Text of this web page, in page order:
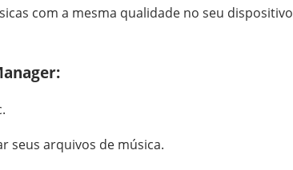
com a mesma qualidade no seu dispositivo
seus arquivos de música.